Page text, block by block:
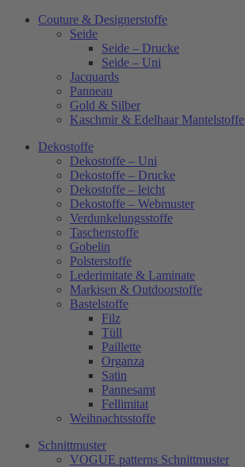
Couture & Designerstoffe
Seide
Seide – Drucke
Seide – Uni
Jacquards
Panneau
Gold & Silber
Kaschmir & Edelhaar Mantelstoffe
Dekostoffe
Dekostoffe – Uni
Dekostoffe – Drucke
Dekostoffe – leicht
Dekostoffe – Webmuster
Verdunkelungsstoffe
Taschenstoffe
Gobelin
Polsterstoffe
Lederimitate & Laminate
Markisen & Outdoorstoffe
Bastelstoffe
Filz
Tüll
Paillette
Organza
Satin
Pannesamt
Fellimitat
Weihnachtsstoffe
Schnittmuster
VOGUE patterns Schnittmuster